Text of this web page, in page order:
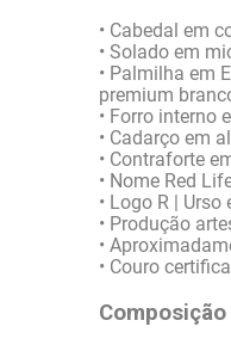
• Cabedal em
• Solado em
• Palmilha em
premium
• Forro interno
• Cadarço em
• Contraforte
• Nome Red
• Logo R |
• Produção
•
• Couro